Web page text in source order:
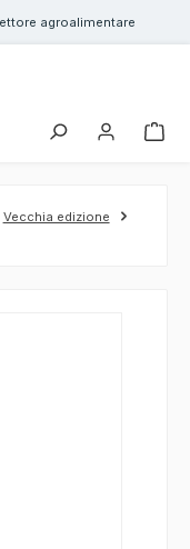
agroalimentare
Vecchia edizione